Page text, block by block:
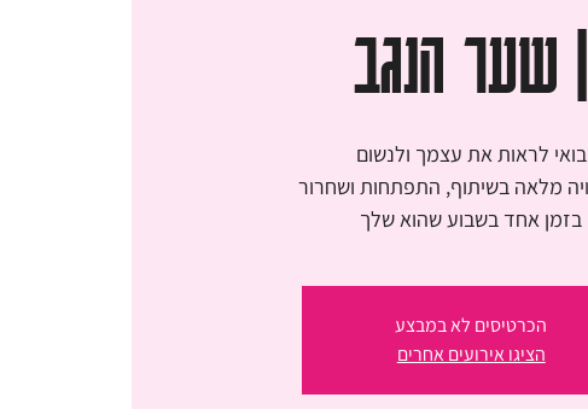
| שער הנגב
בזמן אחד בשבוע שהוא שלך
הכרטיסים לא במבצע
הציגו אירועים אחרים